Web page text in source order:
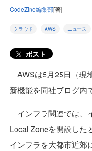
CodeZine編集部[著]
クラウド AWS ニュース
ポスト
AWSは5月25日（現
新機能を同社ブログ内
インフラ関連では、
Local Zoneを開設した
インフラを大都市近郊